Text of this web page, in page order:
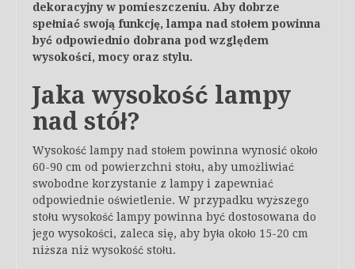
dekoracyjny w pomieszczeniu. Aby dobrze
spełniać swoją funkcję, lampa nad stołem powinna
być odpowiednio dobrana pod względem
wysokości, mocy oraz stylu.
Jaka wysokość lampy
nad stół?
Wysokość lampy nad stołem powinna wynosić około
60-90 cm od powierzchni stołu, aby umożliwiać
swobodne korzystanie z lampy i zapewniać
odpowiednie oświetlenie. W przypadku wyższego
stołu wysokość lampy powinna być dostosowana do
jego wysokości, zaleca się, aby była około 15-20 cm
niższa niż wysokość stołu.